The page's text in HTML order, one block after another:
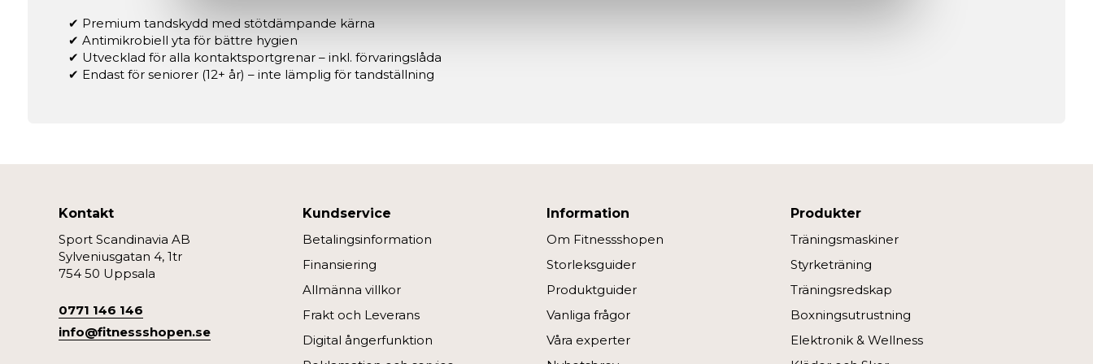
✔ Premium tandskydd med stötdämpande kärna
✔ Antimikrobiell yta för bättre hygien
✔ Utvecklad för alla kontaktsportgrenar – inkl. förvaringslåda
✔ Endast för seniorer (12+ år) – inte lämplig för tandställning
Kontakt
Sport Scandinavia AB
Sylveniusgatan 4, 1tr
754 50 Uppsala
0771 146 146
info@fitnessshopen.se
Kundservice
Betalingsinformation
Finansiering
Allmänna villkor
Frakt och Leverans
Digital ångerfunktion
Information
Om Fitnessshopen
Storleksguider
Produktguider
Vanliga frågor
Våra experter
Produkter
Träningsmaskiner
Styrketräning
Träningsredskap
Boxningsutrustning
Elektronik & Wellness